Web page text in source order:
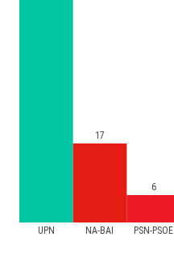
UPN NA-BAI PSN-PSOE
17
6